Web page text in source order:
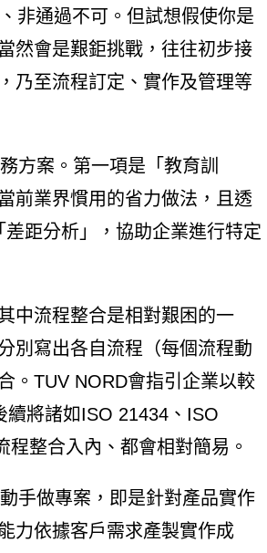
非通過不可。但試想假使你是
然會是艱鉅挑戰，往往初步接
乃至流程訂定、實作及管理等
方案。第一項是「教育訓
前業界慣用的省力做法，且透
距分析」，協助企業進行特定
中流程整合是相對艱困的一
別寫出各自流程（每個流程動
。TUV NORD會指引企業以較
續將諸如ISO 21434、ISO
整合入內、都會相對簡易。
手做專案，即是針對產品實作
力依據客戶需求產製實作成